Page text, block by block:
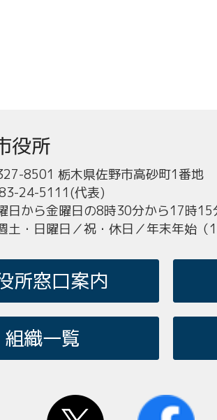
8501 栃木県佐野市高砂町1番地
24-5111(代表)
日から金曜日の8時30分から17時15
土・日曜日／祝・休日／年末年始
所窓口案内
組織一覧